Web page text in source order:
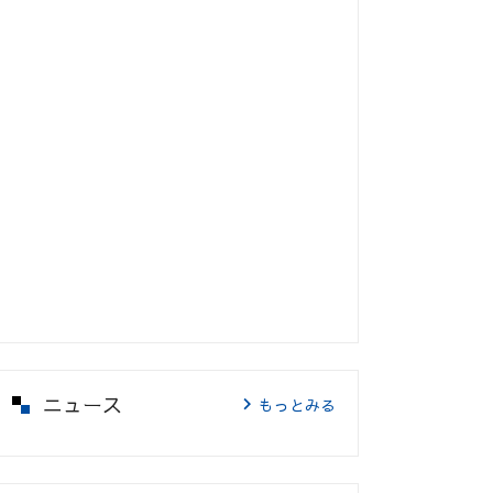
ニュース もっとみる